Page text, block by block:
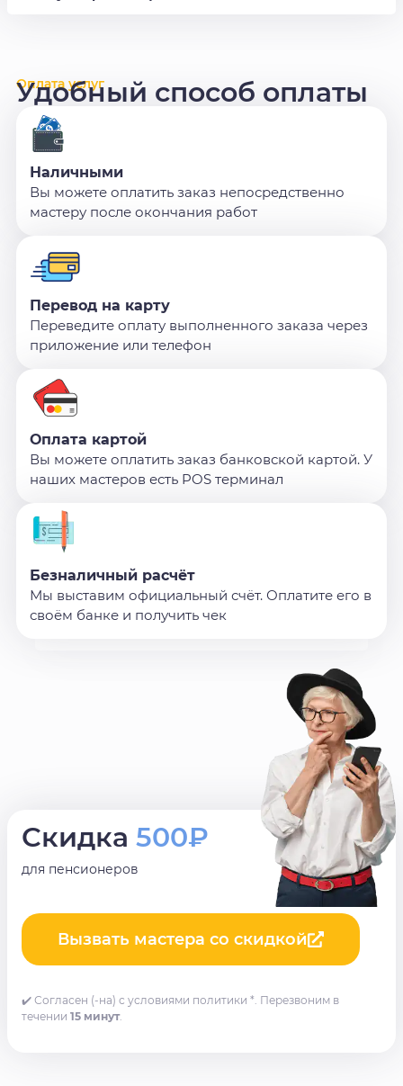
Оплата услуг
Удобный способ оплаты
Наличными
Вы можете оплатить заказ непосредственно
мастеру после окончания работ
Перевод на карту
Переведите оплату выполненного заказа через
приложение или телефон
Оплата картой
Вы можете оплатить заказ банковской картой. У
наших мастеров есть POS терминал
Безналичный расчёт
Мы выставим официальный счёт. Оплатите его в
своём банке и получить чек
Скидка 500₽
для пенсионеров
Вызвать мастера со скидкой
✔️ Согласен (-на) с условиями политики *. Перезвоним в
течении 15 минут.